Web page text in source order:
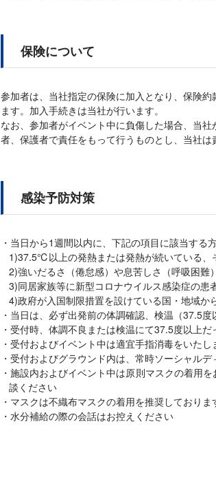
保険について
参加者は、当社指定の保険に加入となり、保険
ます。加入手続きは当社が行います。
なお、参加者がイベント中に負傷した場合、当
者、保護者で責任をもって行うものとし、当社は
感染予防対策
当日から1週間以内に、下記の項目に該当する
1)37.5℃以上の発熱または発熱が続いている、
2)強いだるさ（倦怠感）や息苦しさ（呼吸困難
3)同居家族等に新型コロナウイルス感染症の患
4)政府が入国制限措置を設けている国・地域
当日は、必ず出発前の体調確認、検温（37.5
受付時、体調不良または検温にて37.5度以上
受付およびイベント中は適宜手指消毒をいたし
受付およびグラウンド内は、常時ソーシャル
施設内およびイベント中は原則マスクの着用
談ください
マスクは不織布マスクの着用を推奨しておりま
水分補給の際の会話はお控えください